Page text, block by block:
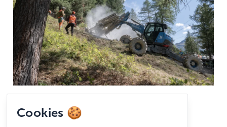
Cookies 🍪
Alle Referenzen